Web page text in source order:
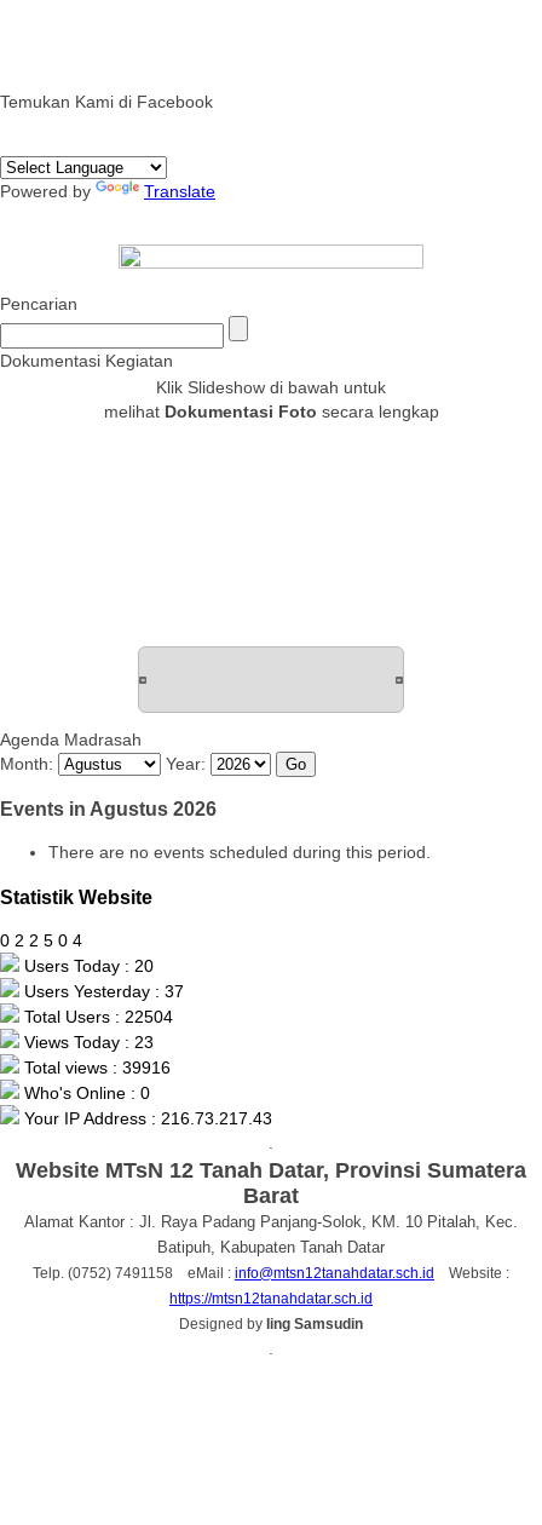
Temukan Kami di Facebook
Powered by Translate
Pencarian
Dokumentasi Kegiatan
Klik Slideshow di bawah untuk
melihat Dokumentasi Foto secara lengkap
Agenda Madrasah
Month:
Year:
Events in Agustus 2026
There are no events scheduled during this period.
Statistik Website
0 2 2 5 0 4
Users Today : 20
Users Yesterday : 37
Total Users : 22504
Views Today : 23
Total views : 39916
Who's Online : 0
Your IP Address : 216.73.217.43
Website MTsN 12 Tanah Datar, Provinsi Sumatera
Barat
Alamat Kantor : Jl. Raya Padang Panjang-Solok, KM. 10 Pitalah, Kec.
Batipuh, Kabupaten Tanah Datar
Telp. (0752) 7491158 eMail : info@mtsn12tanahdatar.sch.id
Website :
https://mtsn12tanahdatar.sch.id
Designed by Iing Samsudin